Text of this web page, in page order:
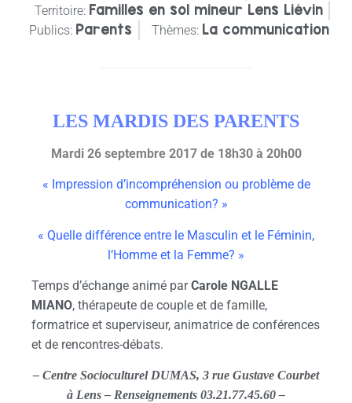
Territoire: Familles en sol mineur Lens Liévin
Publics: Parents Thèmes: La communication
LES MARDIS DES PARENTS
Mardi 26 septembre 2017 de 18h30 à 20h00
« Impression d’incompréhension ou problème de
communication? »
« Quelle différence entre le Masculin et le Féminin,
l’Homme et la Femme? »
Temps d’échange animé parCarole NGALLE
MIANO, thérapeute de couple et de famille,
formatrice et superviseur, animatrice de conférences
et de rencontres-débats.
– Centre Socioculturel DUMAS, 3 rue Gustave Courbet
à Lens – Renseignements 03.21.77.45.60 –